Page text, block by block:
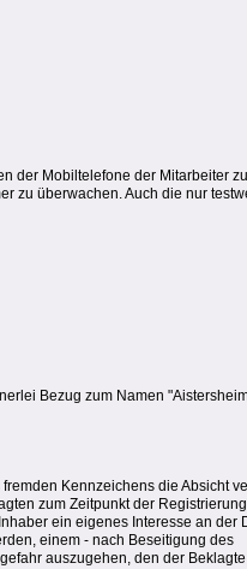
der Mobiltelefone der Mitarbeiter zu
zu überwachen. Auch die nur
Bezug zum Namen
Kennzeichens die Absicht
zum Zeitpunkt der
ein eigenes Interesse an der
einem - nach Beseitigung des
auszugehen, den der